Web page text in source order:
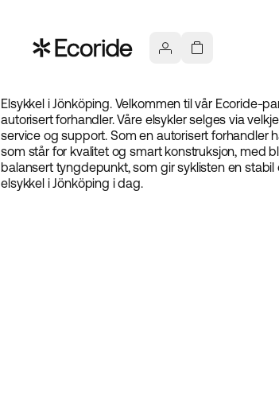
Elsykkel i Jönköping. Velkommen til vår Ecoride-
autorisert forhandler. Våre elsykler selges via
service og support. Som en autorisert forhandler
som står for kvalitet og smart konstruksjon, med
balansert tyngdepunkt, som gir syklisten en
elsykkel i Jönköping i dag.